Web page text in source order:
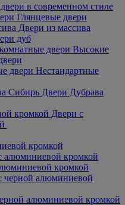
в современном стиле
Глянцевые двери
Двери из массива
дуб
Высокие
Нестандартные
Двери Дубрава
Двери с
кромкой
кромкой
алюминиевой кромкой